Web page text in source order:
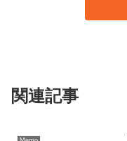
関連記事